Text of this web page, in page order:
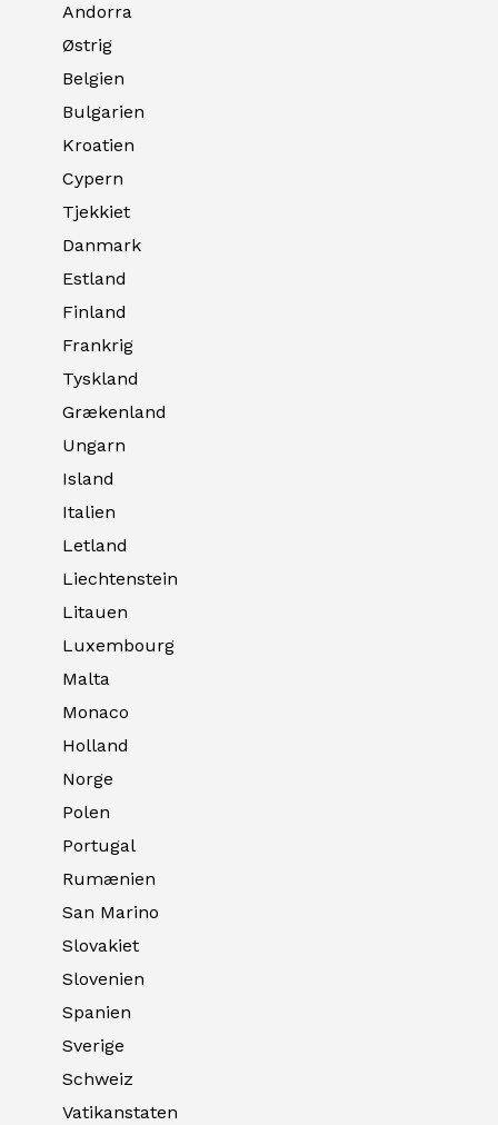
Andorra
Østrig
Belgien
Bulgarien
Kroatien
Cypern
Tjekkiet
Danmark
Estland
Finland
Frankrig
Tyskland
Grækenland
Ungarn
Island
Italien
Letland
Liechtenstein
Litauen
Luxembourg
Malta
Monaco
Holland
Norge
Polen
Portugal
Rumænien
San Marino
Slovakiet
Slovenien
Spanien
Sverige
Schweiz
Vatikanstaten